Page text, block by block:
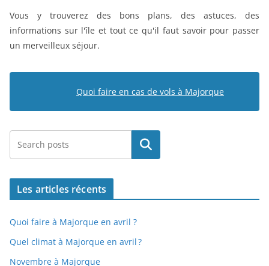
Vous y trouverez des bons plans, des astuces, des
informations sur l'île et tout ce qu'il faut savoir pour passer
un merveilleux séjour.
Quoi faire en cas de vols à Majorque
Rechercher
Les articles récents
Quoi faire à Majorque en avril ?
Quel climat à Majorque en avril ?
Novembre à Majorque